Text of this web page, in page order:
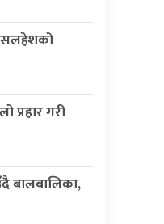
सलहेशको
प्रहार गरी
बालबालिका,